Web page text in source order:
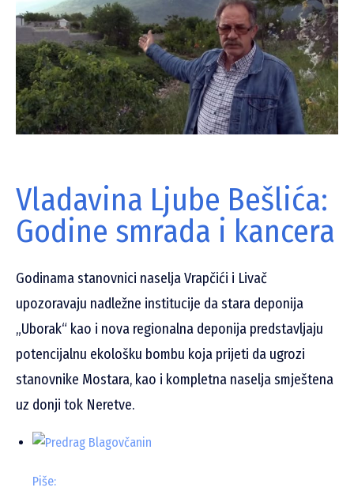
Vladavina Ljube Bešlića:
Godine smrada i kancera
Godinama stanovnici naselja Vrapčići i Livač
upozoravaju nadležne institucije da stara deponija
„Uborak“ kao i nova regionalna deponija predstavljaju
potencijalnu ekološku bombu koja prijeti da ugrozi
stanovnike Mostara, kao i kompletna naselja smještena
uz donji tok Neretve.
Piše: